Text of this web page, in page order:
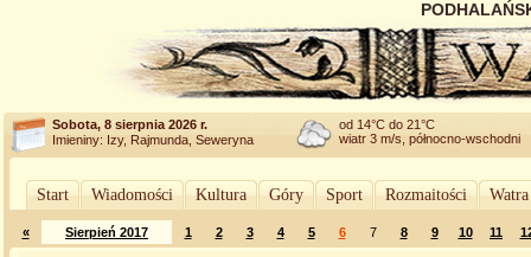
Sobota, 8 sierpnia 2026 r.
Imieniny: Izy, Rajmunda, Seweryna
od 14°C do 21°C
wiatr 3 m/s, północno-wschodni
Start Wiadomości Kultura Góry Sport Rozmaitości
« Sierpień 2017 1 2 3 4 5 6 7 8 9 10 11